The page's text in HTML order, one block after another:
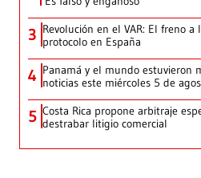
3 Revolución en el VAR: El freno
protocolo en España
4 Panamá y el mundo estuvieron
noticias este miércoles 5 de
5 Costa Rica propone arbitraje
destrabar litigio comercial